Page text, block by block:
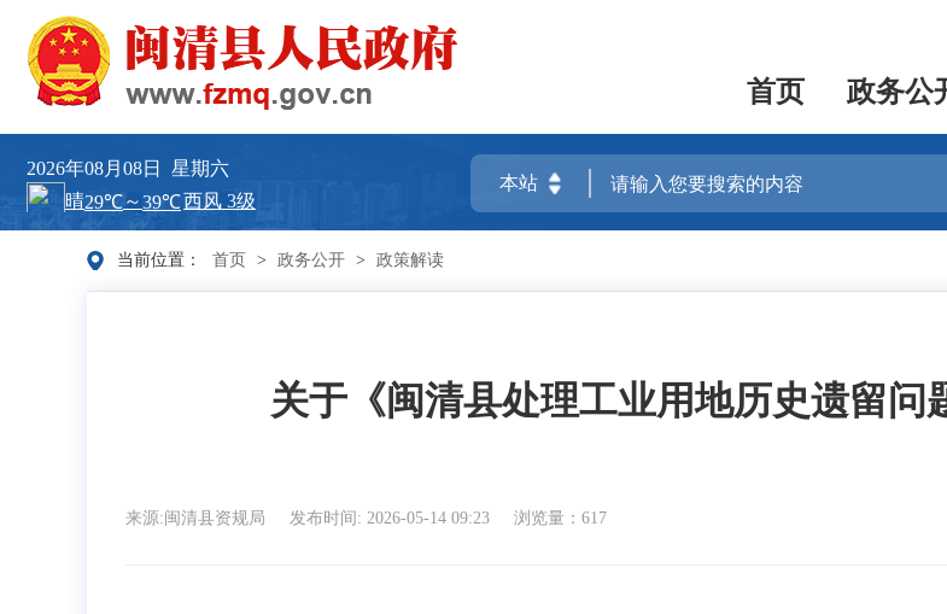
首页 政务公
2026年08月08日 星期六
当前位置： 首页 > 政务公开 > 政策解读
关于《闽清县处理工业用地历史遗留问
来源:闽清县资规局 发布时间: 2026-05-14 09:23 浏览量：617